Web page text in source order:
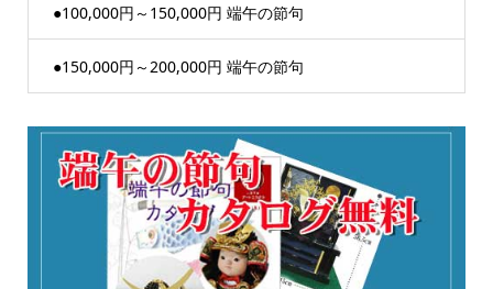
●100,000円～150,000円 端午の節句
●150,000円～200,000円 端午の節句